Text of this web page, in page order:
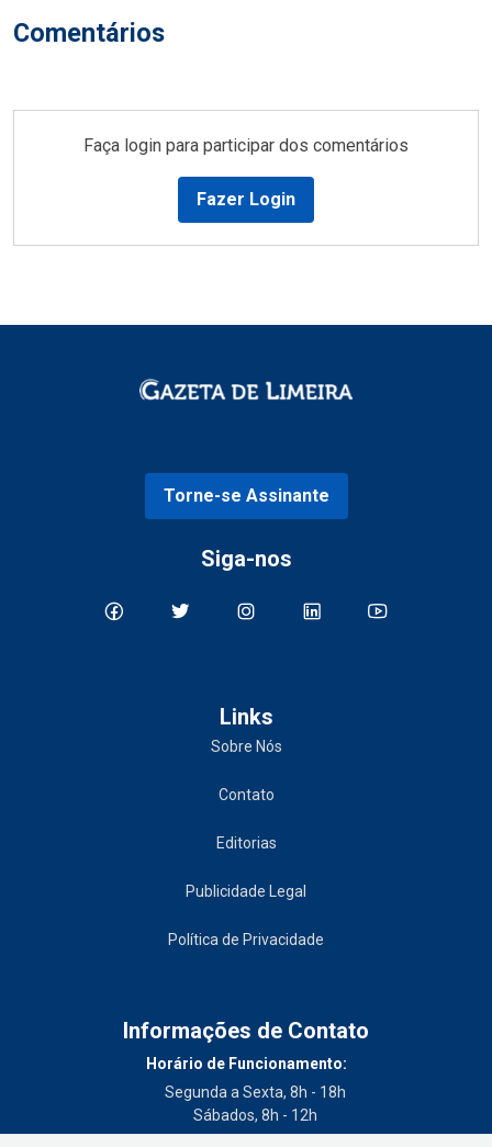
Comentários
Faça login para participar dos comentários
Fazer Login
Torne-se Assinante
Siga-nos
Links
Sobre Nós
Contato
Editorias
Publicidade Legal
Política de Privacidade
Informações de Contato
Horário de Funcionamento:
Segunda a Sexta, 8h - 18h
Sábados, 8h - 12h